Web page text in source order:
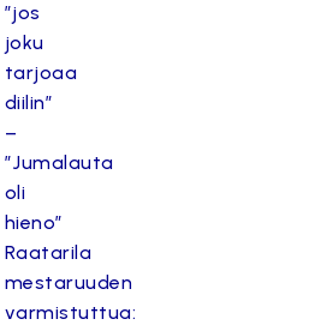
”jos
joku
tarjoaa
diilin”
–
”Jumalauta
oli
hieno”
Raatarila
mestaruuden
varmistuttua: